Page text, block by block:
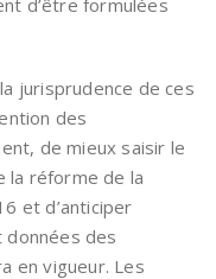
jurisprudence de ces
des
de mieux saisir le
la réforme de la
et d’anticiper
des
en vigueur. Les